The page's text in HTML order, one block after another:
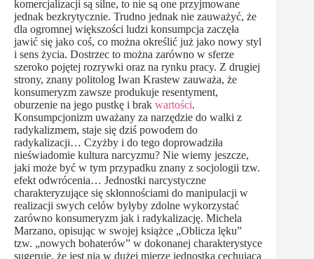
komercjalizacji są silne, to nie są one przyjmowane
jednak bezkrytycznie. Trudno jednak nie zauważyć, że
dla ogromnej większości ludzi konsumpcja zaczęła
jawić się jako coś, co można określić już jako nowy styl
i sens życia. Dostrzec to można zarówno w sferze
szeroko pojętej rozrywki oraz na rynku pracy. Z drugiej
strony, znany politolog Iwan Krastew zauważa, że
konsumeryzm zawsze produkuje resentyment,
oburzenie na jego pustkę i brak wartości.
Konsumpcjonizm uważany za narzędzie do walki z
radykalizmem, staje się dziś powodem do
radykalizacji… Czyżby i do tego doprowadziła
nieświadomie kultura narcyzmu? Nie wiemy jeszcze,
jaki może być w tym przypadku znany z socjologii tzw.
efekt odwrócenia… Jednostki narcystyczne
charakteryzujące się skłonnościami do manipulacji w
realizacji swych celów byłyby zdolne wykorzystać
zarówno konsumeryzm jak i radykalizację. Michela
Marzano, opisując w swojej książce „Oblicza lęku”
tzw. „nowych bohaterów” w dokonanej charakterystyce
sugeruje, że jest nią w dużej mierze jednostka cechująca